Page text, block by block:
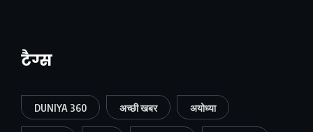
टैग्स
DUNIYA 360 अच्छी खबर अयोध्या